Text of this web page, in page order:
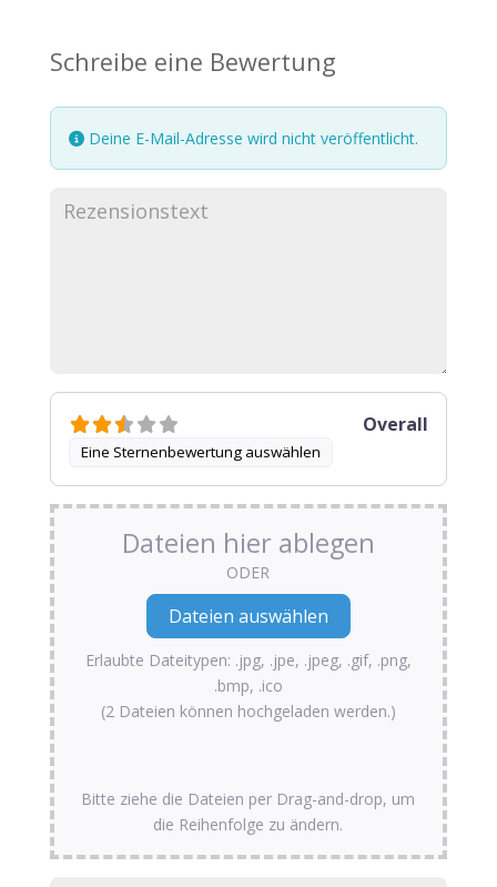
Schreibe eine Bewertung
Deine E-Mail-Adresse wird nicht veröffentlicht.
Eine Sternenbewertung auswählen
Overall
Dateien hier ablegen
ODER
Erlaubte Dateitypen: .jpg, .jpe, .jpeg, .gif, .png,
.bmp, .ico
(2 Dateien können hochgeladen werden.)
Bitte ziehe die Dateien per Drag-and-drop, um
die Reihenfolge zu ändern.